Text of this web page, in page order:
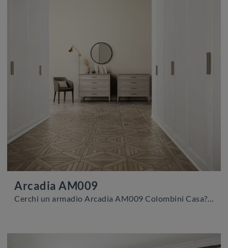
Arcadia AM009
Cerchi un armadio Arcadia AM009 Colombini Casa? Clicca subito! Gli armadi a muro con ante battenti ti aspettano.